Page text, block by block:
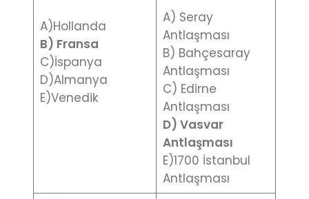
A)Hollanda
B) Fransa
C)İspanya
D)Almanya
E)Venedik
A) Seray
Antlaşması
B) Bahçesaray
Antlaşması
C) Edirne
Antlaşması
D) Vasvar
Antlaşması
E)1700 İstanbul
Antlaşması